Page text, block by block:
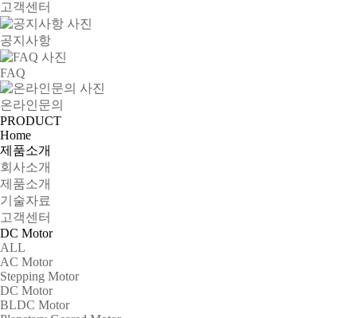
고객센터
공지사항
FAQ
온라인문의
PRODUCT
Home
제품소개
회사소개
제품소개
기술자료
고객센터
DC Motor
ALL
AC Motor
Stepping Motor
DC Motor
BLDC Motor